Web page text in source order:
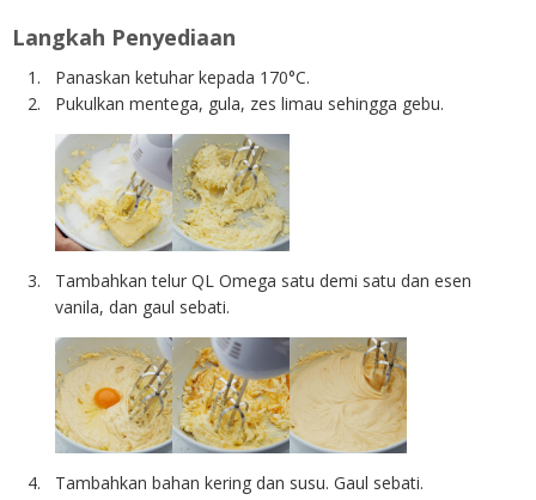
Langkah Penyediaan
Panaskan ketuhar kepada 170°C.
Pukulkan mentega, gula, zes limau sehingga gebu.
Tambahkan telur QL Omega satu demi satu dan esen
vanila, dan gaul sebati.
Tambahkan bahan kering dan susu. Gaul sebati.